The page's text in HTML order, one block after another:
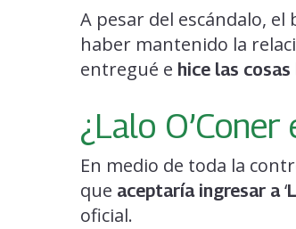
A pesar del escándalo,
haber mantenido la
entregué e hice las cosas
¿Lalo
En medio de toda la
que aceptaría ingresar a‘
oficial.